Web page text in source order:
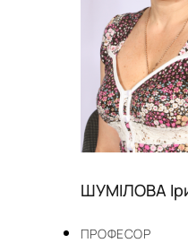
ПРОФЕСОР
ШУМІЛОВА